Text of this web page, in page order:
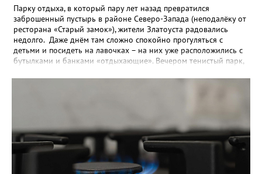
Парку отдыха, в который пару лет назад превратился
заброшенный пустырь в районе Северо-Запада (неподалёку от
ресторана «Старый замок»), жители Златоуста радовались
недолго. Даже днём там сложно спокойно прогуляться с
детьми и посидеть на лавочках – на них уже расположились с
бутылками и банками «отдыхающие». Вечером тенистый парк,
пристанищем многочисленных «пьяных» компаний, и жители
почему их не патрулирует полиция? - недоумевает жительница
дома № 7 во 2 квартале Северо-Запада Светлана К. – Это не
парк, а исчадие ада. Круглосуточно в нём распивают спиртное
и стар, и млад, врубают музыку из колонок, поют, матерятся и
дерутся. К вечеру градус веселья повышается в разы. Во время